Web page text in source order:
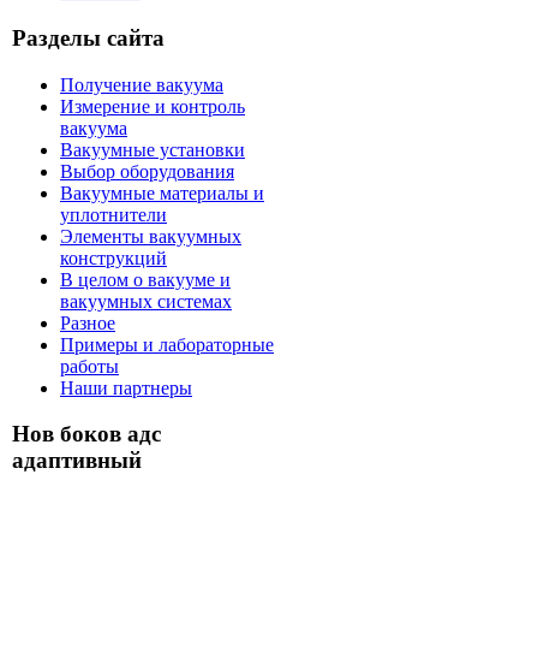
Разделы сайта
Получение вакуума
Измерение и контроль
вакуума
Вакуумные установки
Выбор оборудования
Вакуумные материалы и
уплотнители
Элементы вакуумных
конструкций
В целом о вакууме и
вакуумных системах
Разное
Примеры и лабораторные
работы
Наши партнеры
Нов боков адс
адаптивный